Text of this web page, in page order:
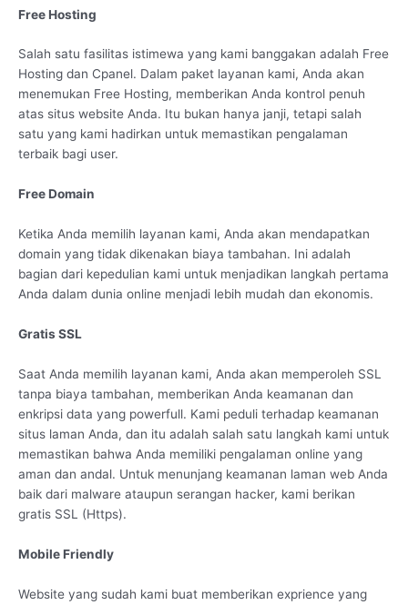
Free Hosting
Salah satu fasilitas istimewa yang kami banggakan adalah Free
Hosting dan Cpanel. Dalam paket layanan kami, Anda akan
menemukan Free Hosting, memberikan Anda kontrol penuh
atas situs website Anda. Itu bukan hanya janji, tetapi salah
satu yang kami hadirkan untuk memastikan pengalaman
terbaik bagi user.
Free Domain
Ketika Anda memilih layanan kami, Anda akan mendapatkan
domain yang tidak dikenakan biaya tambahan. Ini adalah
bagian dari kepedulian kami untuk menjadikan langkah pertama
Anda dalam dunia online menjadi lebih mudah dan ekonomis.
Gratis SSL
Saat Anda memilih layanan kami, Anda akan memperoleh SSL
tanpa biaya tambahan, memberikan Anda keamanan dan
enkripsi data yang powerfull. Kami peduli terhadap keamanan
situs laman Anda, dan itu adalah salah satu langkah kami untuk
memastikan bahwa Anda memiliki pengalaman online yang
aman dan andal. Untuk menunjang keamanan laman web Anda
baik dari malware ataupun serangan hacker, kami berikan
gratis SSL (Https).
Mobile Friendly
Website yang sudah kami buat memberikan exprience yang